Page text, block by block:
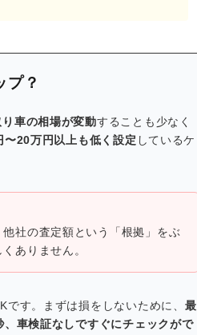
プ？
り車の相場が変動することも少なく
〜20万円以上も低く設定 しているケ
社の査定額という「根拠」をぶ
ありません。
す。まずは損をしないために、 最
、車検証なしですぐにチェックがで